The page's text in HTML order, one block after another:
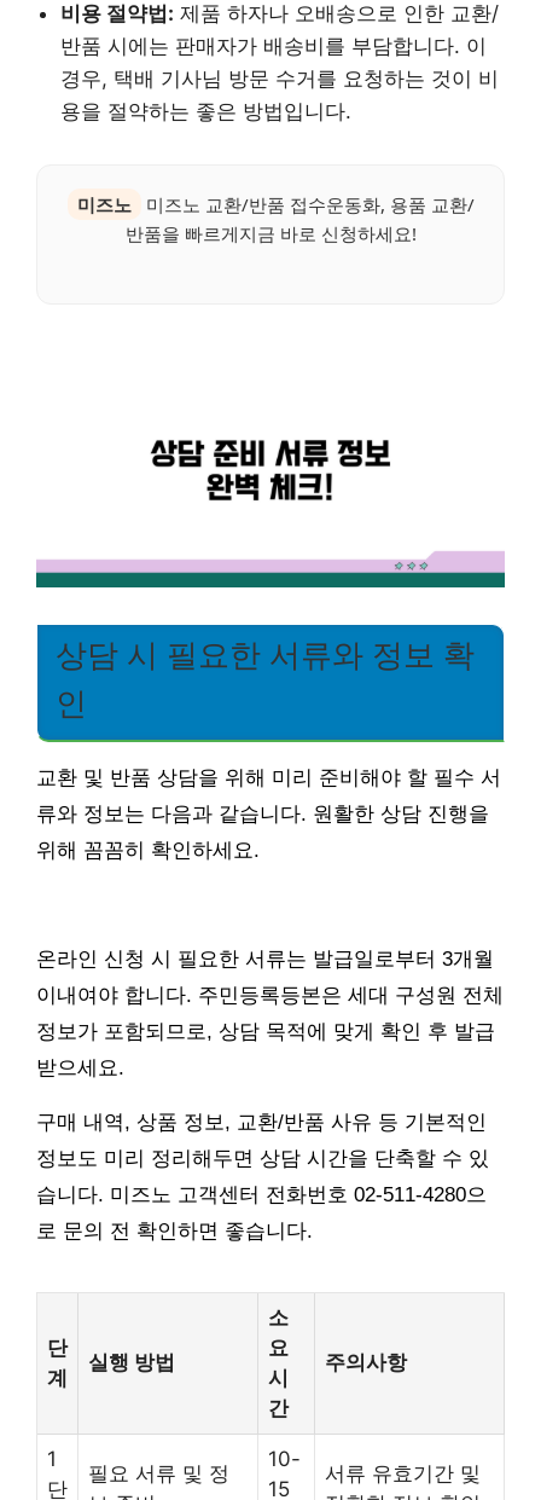
비용 절약법: 제품 하자나 오배송으로 인한 교환/
반품 시에는 판매자가 배송비를 부담합니다. 이
경우, 택배 기사님 방문 수거를 요청하는 것이 비
용을 절약하는 좋은 방법입니다.
미즈노
미즈노 교환/반품 접수운동화, 용품 교환/
반품을 빠르게지금 바로 신청하세요!
상담 시 필요한 서류와 정보 확
인
교환 및 반품 상담을 위해 미리 준비해야 할 필수 서
류와 정보는 다음과 같습니다. 원활한 상담 진행을
위해 꼼꼼히 확인하세요.
온라인 신청 시 필요한 서류는 발급일로부터 3개월
이내여야 합니다. 주민등록등본은 세대 구성원 전체
정보가 포함되므로, 상담 목적에 맞게 확인 후 발급
받으세요.
구매 내역, 상품 정보, 교환/반품 사유 등 기본적인
정보도 미리 정리해두면 상담 시간을 단축할 수 있
습니다. 미즈노 고객센터 전화번호 02-511-4280으
로 문의 전 확인하면 좋습니다.
단
계
실행 방법
소
요
시
간
주의사항
1
단
필요 서류 및 정
10-
15
서류 유효기간 및